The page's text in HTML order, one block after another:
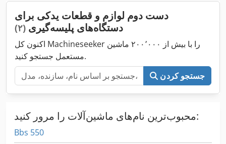
دست دوم لوازم و قطعات یدکی برای
دستگاه‌های پلیسه‌گیری (۲)
اکنون کل Machineseeker را با بیش از ۲۰۰٬۰۰۰ ماشین
مستعمل جستجو کنید.
جستجو کردن
محبوب‌ترین نام‌های ماشین‌آلات را مرور کنید:
Bbs 550